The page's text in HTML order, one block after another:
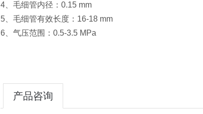
4、毛细管内径：0.15 mm
5、毛细管有效长度：16-18 mm
6、气压范围：0.5-3.5 MPa
产品咨询